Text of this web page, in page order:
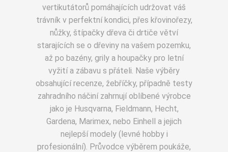
vertikutátorů pomáhajících udržovat váš
trávník v perfektní kondici, přes křovinořezy,
nůžky, štípačky dřeva či drtiče větví
starajících se o dřeviny na vašem pozemku,
až po bazény, grily a houpačky pro letní
vyžití a zábavu s přáteli. Naše výběry
obsahující recenze, žebříčky, případně testy
zahradního náčiní zahrnují oblíbené výrobce
jako je Husqvarna, Fieldmann, Hecht,
Gardena, Marimex, nebo Einhell a jejich
nejlepší modely (levné hobby i
profesionální). Průvodce výběrem poukáže,